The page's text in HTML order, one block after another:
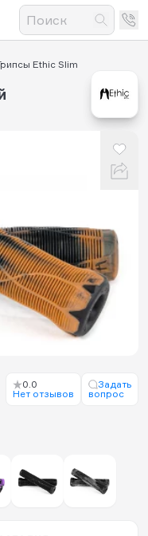
Ethic Slim
0.0
Нет отзывов
Задать
вопрос